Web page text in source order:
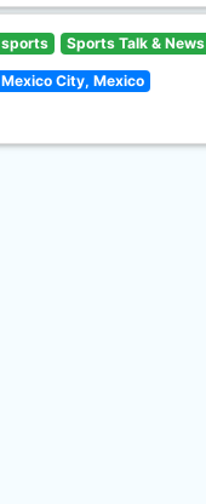
sports Sports Talk & News
Mexico City, Mexico